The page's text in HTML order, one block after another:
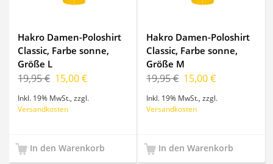
Hakro Damen-Poloshirt
Classic, Farbe sonne,
Größe L
19,95 € 15,00 €
Inkl. 19% MwSt. ,zzgl.
Versandkosten
In den Warenkorb
Hakro Damen-Poloshirt
Classic, Farbe sonne,
Größe M
19,95 € 15,00 €
Inkl. 19% MwSt. ,zzgl.
Versandkosten
In den Warenkorb